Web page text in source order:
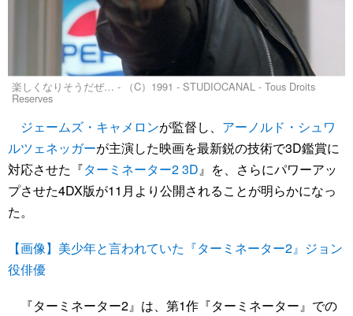
楽しくなりそうだぜ… - （C）1991 - STUDIOCANAL - Tous Droits
Reserves
ジェームズ・キャメロンが監督し、 アーノルド・シュワ
ルツェネッガーが主演した映画を最新鋭の技術で3D鑑賞に
対応させた『ターミネーター2 3D』を、さらにパワーアッ
プさせた4DX版が11月より公開されることが明らかになっ
た。
【画像】美少年と言われていた『ターミネーター2』ジョン
役俳優
『ターミネーター2』は、第1作『ターミネーター』での